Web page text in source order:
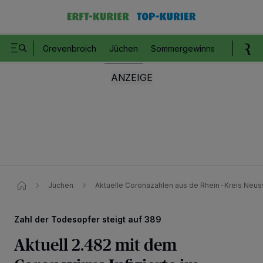
Grevenbroich Jüchen Sommergewinnspiel
Jüchen Aktuelle Coronazahlen aus de Rhein-Kreis
Zahl der Todesopfer steigt auf 389
Aktuell 2.482 mit dem